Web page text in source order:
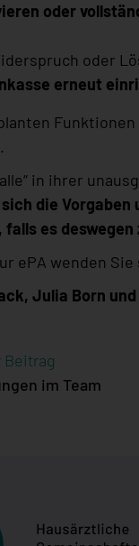
oder
oder
erneut
alle“ in ihrer
die
es
ePA wenden
Julia Born
Beitrag
im Team